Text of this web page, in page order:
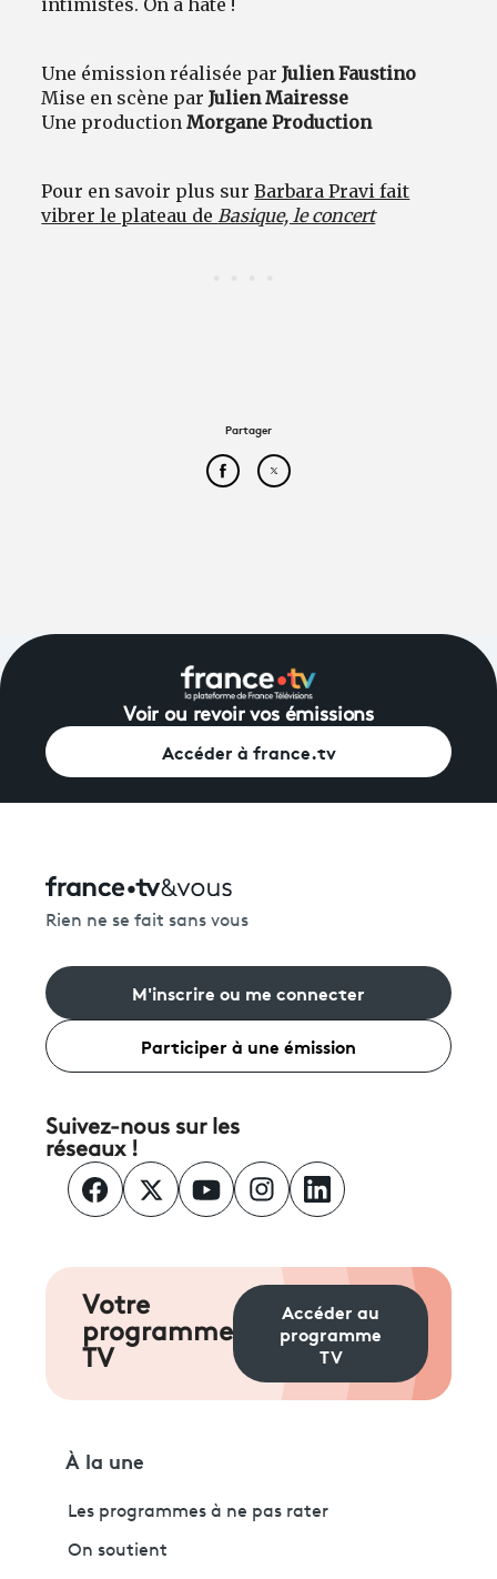
intimistes. On a hâte !
Une émission réalisée parJulien Faustino
Mise en scène parJulien Mairesse
Une productionMorgane Production
Pour en savoir plus surBarbara Pravi fait
vibrer le plateau deBasique, le concert
Partager
Partager cet article sur
Partager cet article sur
Voir ou revoir vos émissions
Accéder à france.tv
Rien ne se fait sans vous
M'inscrire ou me connecter
Participer à une émission
Suivez-nous sur les
réseaux !
Votre
programme
TV
Accéder au
programme
TV
À la une
Les programmes à ne pas rater
On soutient